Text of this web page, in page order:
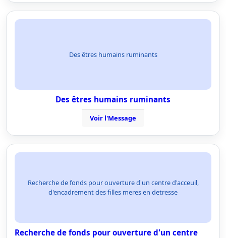
Des êtres humains ruminants
Des êtres humains ruminants
Voir l'Message
Recherche de fonds pour ouverture d'un centre d'acceuil,
d'encadrement des filles meres en detresse
Recherche de fonds pour ouverture d'un centre